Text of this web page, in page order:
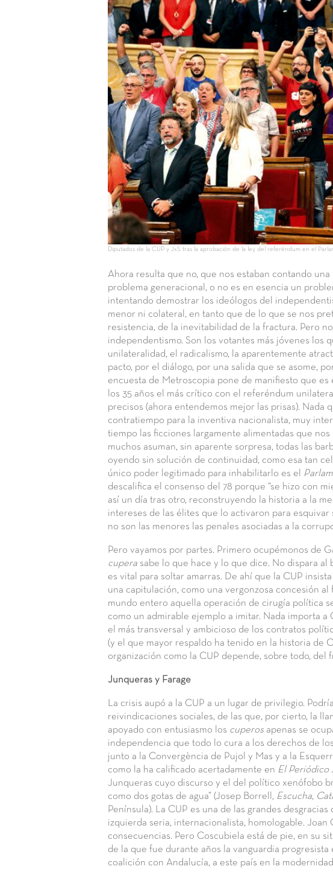
Diputados de la CUP y JxS tras la aprobación de la ley del referéndum en el
Ahora resulta que no, que nos estaban contando
problema generacional, o no es en esencia un
intentando demostrar los ideólogos del
menor ni colateral, en tanto que de lo que se nos
resistencia, de la inevitabilidad de la fractura. Pero
independentismo. Son los votantes más jóvenes los
unilateralidad, el radicalismo, la aparentemente
pacto, por el diálogo, por una salida que se asome,
encuesta de Metroscopia pone de manifiesto que es
los 35 años el más crítico con el referéndum
precisos (ahora entendemos mejor las prisas). Nada
contratiempo para la inventiva nacionalista, muy
tiempo las ficciones largamente alimentadas que
muchos asuman, sin aparente sorpresa, todas las
oyendo sin solución de continuidad, como esa tan
único poder legitimado para inhabilitarlo es el
descalifica el consenso del 78 porque “se hizo con
así un día tras otro, reconstruyendo la historia a la
intereses de las élites que lo activaron para esquivar
no son las menores las penales asociadas a la
Pero vayamos por partes. Primero ocupémonos de
cuperasabe lo que hace y lo que dice. No dispara al
es vital para soltar amarras. De ahí que la CUP
una capitulación, como una vergonzosa concesión al
mundo entero aquella operación de cirugía política
como un admirable ejemplo a imitar. Nada importa
el más transversal y ambicioso de los contratos
(y el que mayor respaldo ha tenido en la historia de
organización como la CUP depende, sobre todo, del
Junqueras y Farage
La crisis aupó a la CUP a un lugar de privilegio.
reivindicaciones sociales, de las que, por cierto, la
apoyado con entusiasmo los cuperosapenas se
independencia que todo lo cura a los derechos de
junto a la Convergència de Pujol y Mas y a la
como la ha calificado acertadamente en El Periódico
Junqueras cuyo discurso y el del político xenófobo
como dos gotas de agua” (Josep Borrell, Escucha,
Península). La CUP es una de las grandes
izquierda seria, internacionalista, homologable. Joan
consecuencias. Pero Coscubiela está de pie, en su
de la que fue durante años la vanguardia progresista
coalición con Andalucía, a este país en la